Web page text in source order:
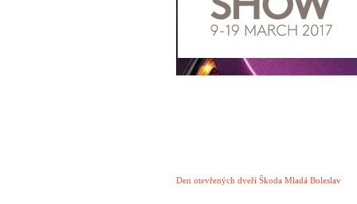
Den otevřených dveří Škoda Mladá Boleslav